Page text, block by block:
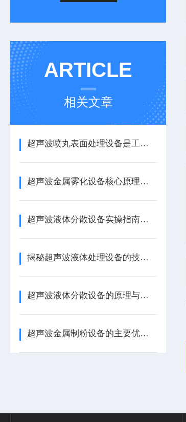
ARTICLE
相关文章
超声波喷丸表面处理设备是工艺与应用介绍
超声波金属雾化设备核心原理与应用场景
超声波液体分散设备实操指南：细节把控与工艺优化
揭秘超声波液体处理设备的技术奥秘
超声波液体分散设备的原理与应用解析
超声波金属制粉设备的主要优势体现在哪些方面